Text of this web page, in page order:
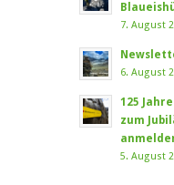
7. August
6. August
125
zum
5. August